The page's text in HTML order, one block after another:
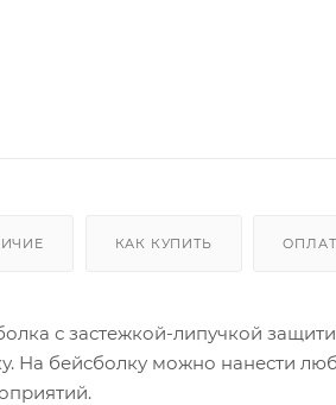
КАК КУПИТЬ
с застежкой-липучкой
На бейсболку можно нанести